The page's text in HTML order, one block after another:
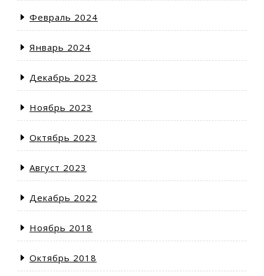
Февраль 2024
Январь 2024
Декабрь 2023
Ноябрь 2023
Октябрь 2023
Август 2023
Декабрь 2022
Ноябрь 2018
Октябрь 2018